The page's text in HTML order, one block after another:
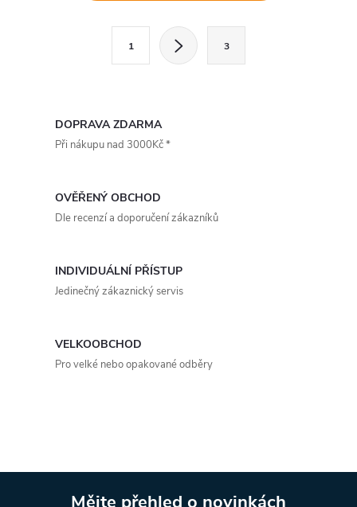
i
1 3
DOPRAVA ZDARMA
Při nákupu nad 3000Kč *
OVĚŘENÝ OBCHOD
Dle recenzí a doporučení zákazníků
INDIVIDUÁLNÍ PŘÍSTUP
Jedinečný zákaznický servis
VELKOOBCHOD
Pro velké nebo opakované odběry